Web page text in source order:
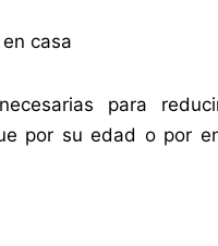
casa
para
por su edad o por